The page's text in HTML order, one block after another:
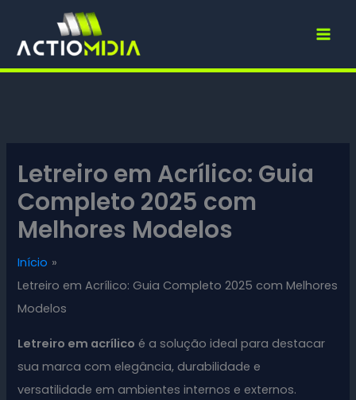
Letreiro em Acrílico: Guia
Completo 2025 com
Melhores Modelos
Início
Letreiro em Acrílico: Guia Completo 2025 com Melhores
Modelos
Letreiro em acrílico é a solução ideal para destacar
sua marca com elegância, durabilidade e
versatilidade em ambientes internos e externos.